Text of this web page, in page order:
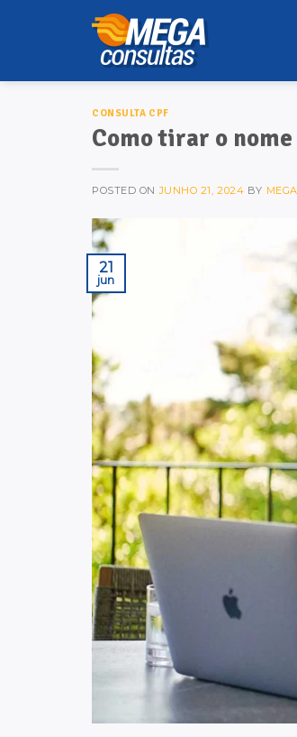
CONSULTA CPF
Como tirar o
POSTED ONJUNHO 21, 2024 BY
21
jun